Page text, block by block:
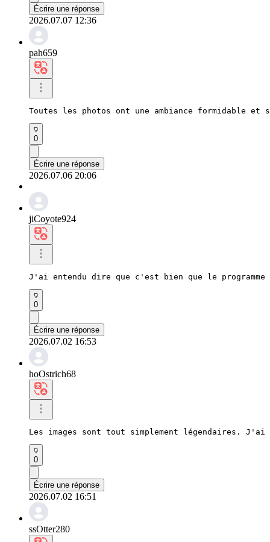
Écrire une réponse
2026.07.07 12:36
pah659
Toutes les photos ont une ambiance formidable
0
Écrire une réponse
2026.07.06 20:06
jiCoyote924
J'ai entendu dire que c'est bien que le
0
Écrire une réponse
2026.07.02 16:53
hoOstrich68
Les images sont tout simplement légendaires.
0
Écrire une réponse
2026.07.02 16:51
ssOtter280